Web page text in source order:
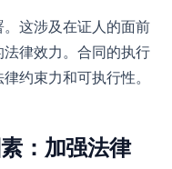
这涉及在证人的面前
律效力。合同的执行
约束力和可执行性。
：加强法律